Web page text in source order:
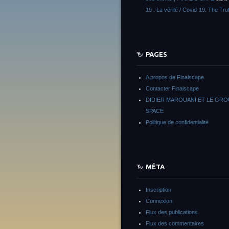
19 : La vérité / Covid-19: The
PAGES
A propos de Finalscape
Contacter Finalscape
DIDIER MAROUANI ET LE
SPACE
Politique de confidentialité
MÉTA
Inscription
Connexion
Flux des publications
Flux des commentaires